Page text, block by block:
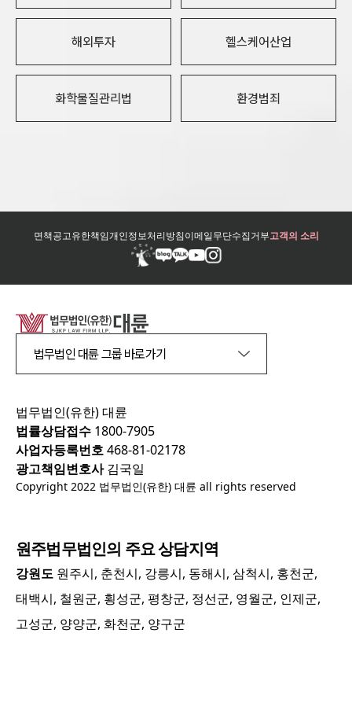
해외투자 헬스케어산업
화학물질관리법 환경범죄
면책공고유한책임개인정보처리방침이메일무단수집거부고객의 소리
법무법인 대륜 그룹 바로가기
법무법인(유한) 대륜
법률상담접수 1800-7905
사업자등록번호468-81-02178
광고책임변호사김국일
Copyright 2022 법무법인(유한) 대륜 all rights reserved
원주법무법인의 주요 상담지역
강원도 원주시, 춘천시, 강릉시, 동해시, 삼척시, 홍천군,
태백시, 철원군, 횡성군, 평창군, 정선군, 영월군, 인제군,
고성군, 양양군, 화천군, 양구군